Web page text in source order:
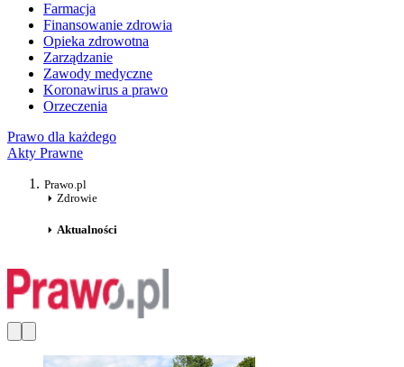
Farmacja
Finansowanie zdrowia
Opieka zdrowotna
Zarządzanie
Zawody medyczne
Koronawirus a prawo
Orzeczenia
Prawo dla każdego
Akty Prawne
Prawo.pl
Zdrowie
Aktualności